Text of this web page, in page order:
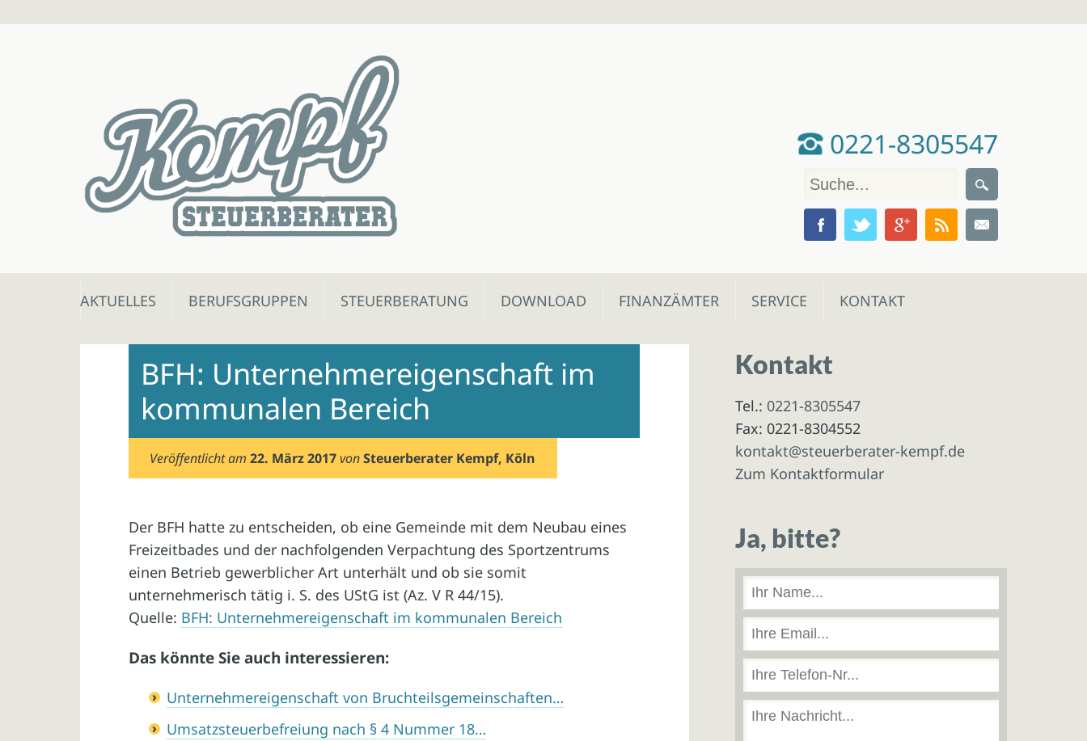
0221-8305547
Skip
AKTUELLES BERUFSGRUPPEN STEUERBERATUNG DOWNLOAD FINANZÄMTER SERVICE KONTAKT
BFH: Unternehmereigenschaft im
kommunalen Bereich
Veröffentlicht am22. März 2017 vonSteuerberater Kempf, Köln
Der BFH hatte zu entscheiden, ob eine Gemeinde mit dem Neubau eines
Freizeitbades und der nachfolgenden Verpachtung des Sportzentrums
einen Betrieb gewerblicher Art unterhält und ob sie somit
unternehmerisch tätig i. S. des UStG ist (Az. V R 44/15).
Quelle: BFH: Unternehmereigenschaft im kommunalen Bereich
Das könnte Sie auch interessieren:
Unternehmereigenschaft von Bruchteilsgemeinschaften…
Umsatzsteuerbefreiung nach § 4 Nummer 18…
Kontakt
Tel.: 0221-8305547
Fax: 0221-8304552
kontakt@steuerberater-kempf.de
Zum Kontaktformular
Ja, bitte?